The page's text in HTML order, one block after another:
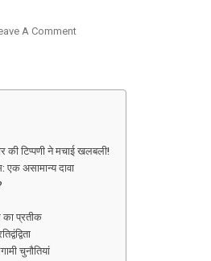
A CommentOn
की टिप्पणी ने मचाई खलबली!
एक असामान्य दावा
का प्रतीक
चुनौतियां